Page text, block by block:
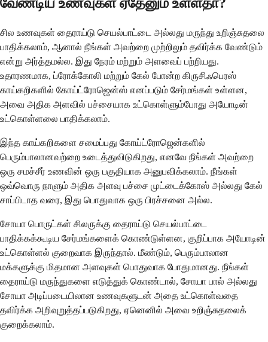
வேண்டிய உணவுகள் ஏதேனும் உள்ளதா?
சில உணவுகள் தைராய்டு செயல்பாட்டை அல்லது மருந்து உறிஞ்சுதலை
பாதிக்கலாம், ஆனால் நீங்கள் அவற்றை முற்றிலும் தவிர்க்க வேண்டும்
என்று அர்த்தமல்ல. இது நேரம் மற்றும் அளவைப் பற்றியது.
உதாரணமாக, ப்ரோக்கோலி மற்றும் கேல் போன்ற கிருசிஃபெரஸ்
காய்கறிகளில் கோய்ட்ரோஜென்ஸ் எனப்படும் சேர்மங்கள் உள்ளன,
அவை அதிக அளவில் பச்சையாக உட்கொள்ளும்போது அயோடின்
உட்கொள்ளலை பாதிக்கலாம்.
இந்த காய்கறிகளை சமைப்பது கோய்ட்ரோஜென்களில்
பெரும்பாலானவற்றை உடைத்துவிடுகிறது, எனவே நீங்கள் அவற்றை
ஒரு சமச்சீர் உணவின் ஒரு பகுதியாக அனுபவிக்கலாம். நீங்கள்
ஒவ்வொரு நாளும் அதிக அளவு பச்சை முட்டைக்கோஸ் அல்லது கேல்
சாப்பிடாத வரை, இது பொதுவாக ஒரு பிரச்சனை அல்ல.
சோயா பொருட்கள் சிலருக்கு தைராய்டு செயல்பாட்டை
பாதிக்கக்கூடிய சேர்மங்களைக் கொண்டுள்ளன, குறிப்பாக அயோடின்
உட்கொள்ளல் குறைவாக இருந்தால். மீண்டும், பெரும்பாலான
மக்களுக்கு மிதமான அளவுகள் பொதுவாக போதுமானது. நீங்கள்
தைராய்டு மருந்துகளை எடுத்துக் கொண்டால், சோயா பால் அல்லது
சோயா அடிப்படையிலான உணவுகளுடன் அதை உட்கொள்வதை
தவிர்க்க அறிவுறுத்தப்படுகிறது, ஏனெனில் அவை உறிஞ்சுதலைக்
குறைக்கலாம்.